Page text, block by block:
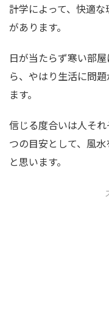
計学によって、快適
があります。
日が当たらず寒い部
ら、やはり生活に問
ます。
信じる度合いは人そ
つの目安として、風
と思います。